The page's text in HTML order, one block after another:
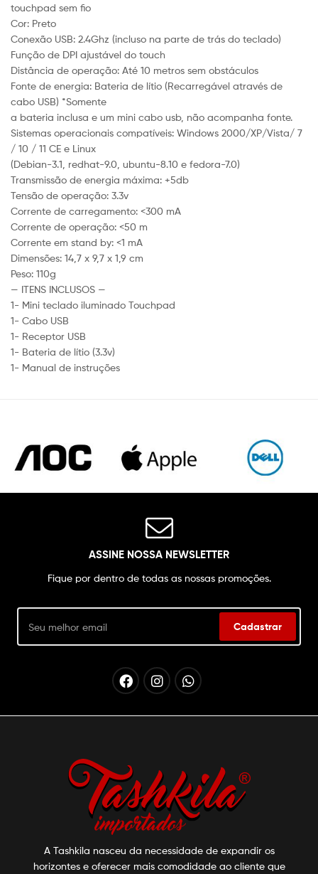
touchpad sem fio
Cor: Preto
Conexão USB: 2.4Ghz (incluso na parte de trás do teclado)
Função de DPI ajustável do touch
Distância de operação: Até 10 metros sem obstáculos
Fonte de energia: Bateria de lítio (Recarregável através de
cabo USB) *Somente
a bateria inclusa e um mini cabo usb, não acompanha fonte.
Sistemas operacionais compatíveis: Windows 2000/XP/Vista/ 7
/ 10 / 11 CE e Linux
(Debian-3.1, redhat-9.0, ubuntu-8.10 e fedora-7.0)
Transmissão de energia máxima: +5db
Tensão de operação: 3.3v
Corrente de carregamento: <300 mA
Corrente de operação: <50 m
Corrente em stand by: <1 mA
Dimensões: 14,7 x 9,7 x 1,9 cm
Peso: 110g
— ITENS INCLUSOS —
1- Mini teclado iluminado Touchpad
1- Cabo USB
1- Receptor USB
1- Bateria de lítio (3.3v)
1- Manual de instruções
ASSINE NOSSA NEWSLETTER
Fique por dentro de todas as nossas promoções.
Cadastrar
A Tashkila nasceu da necessidade de expandir os
horizontes e oferecer mais comodidade ao cliente que